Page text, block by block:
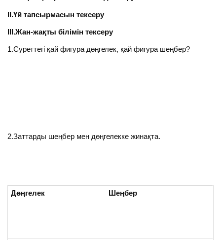
ІІ.Үй тапсырмасын тексеру
ІІІ.Жан-жақты білімін тексеру
1.Суреттегі қай фигура дөңгелек, қай фигура шеңбер?
2.Заттарды шеңбер мен дөңгелекке жинақта.
Дөңгелек Шеңбер